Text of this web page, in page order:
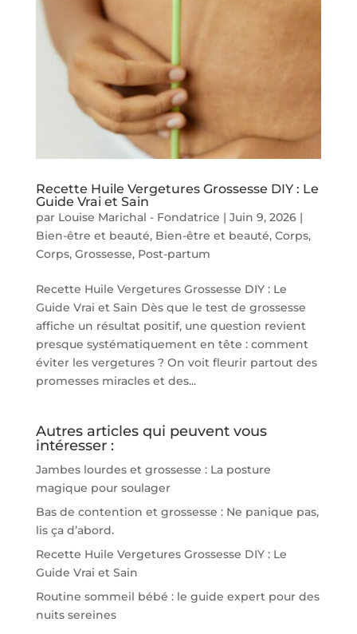
Recette Huile Vergetures Grossesse DIY : Le
Guide Vrai et Sain
par Louise Marichal - Fondatrice | Juin 9, 2026|
Bien-être et beauté, Bien-être et beauté, Corps,
Corps, Grossesse, Post-partum
Recette Huile Vergetures Grossesse DIY : Le
Guide Vrai et Sain Dès que le test de grossesse
affiche un résultat positif, une question revient
presque systématiquement en tête : comment
éviter les vergetures ? On voit fleurir partout des
promesses miracles et des...
Autres articles qui peuvent vous
intéresser :
Jambes lourdes et grossesse : La posture
magique pour soulager
Bas de contention et grossesse : Ne panique pas,
lis ça d’abord.
Recette Huile Vergetures Grossesse DIY : Le
Guide Vrai et Sain
Routine sommeil bébé : le guide expert pour des
nuits sereines